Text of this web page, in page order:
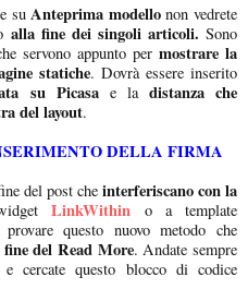
suAnteprima modellonon vedrete
alla fine dei singoli articoli. Sono
servono appunto per mostrare la
statiche. Dovrà essere inserito
su Picasae la distanza che
del layout.
DELLA FIRMA
del post che interferiscano con la
LinkWithin
o a template
questo nuovo metodo che
del Read More. Andate sempre
cercate questo blocco di codice